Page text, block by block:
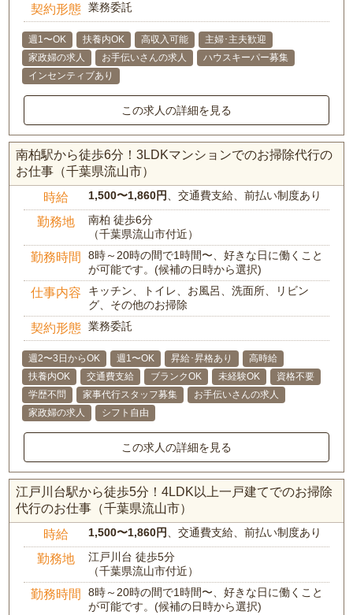
契約形態 業務委託
週1〜OK 扶養内OK 高収入可能
主婦･主夫歓迎
家政婦の求人
お手伝いさんの求人
ハウスキーパー募集
インセンティブあり
この求人の詳細を見る
南柏駅から徒歩6分！3LDKマンションでのお掃除代行の
お仕事（千葉県流山市）
時給 1,500〜1,860円 、交通費支給、前払い制度あり
勤務地
南柏 徒歩6分
（千葉県流山市付近）
勤務時間
8時～20時の間で1時間〜、好きな日に働くこと
が可能です。(候補の日時から選択)
仕事内容
キッチン、トイレ、お風呂、洗面所、リビン
グ、その他のお掃除
契約形態 業務委託
週2〜3日からOK 週1〜OK 昇給･昇格あり
高時給
扶養内OK
交通費支給 ブランクOK 未経験OK
資格不要
学歴不問
家事代行スタッフ募集
お手伝いさんの求人
家政婦の求人
シフト自由
この求人の詳細を見る
江戸川台駅から徒歩5分！4LDK以上一戸建てでのお掃除
代行のお仕事（千葉県流山市）
時給 1,500〜1,860円 、交通費支給、前払い制度あり
勤務地
江戸川台 徒歩5分
（千葉県流山市付近）
勤務時間
8時～20時の間で1時間〜、好きな日に働くこと
が可能です。(候補の日時から選択)